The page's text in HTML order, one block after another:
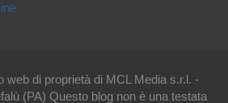
web di proprietà di MCL Media s.r.l. -
(PA) Questo blog non è una testata